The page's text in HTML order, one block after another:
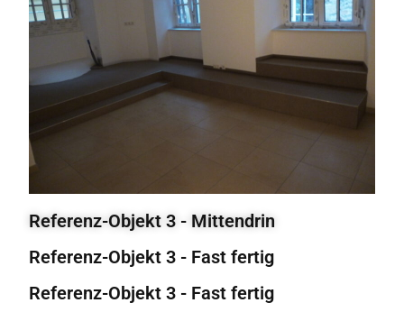
Referenz-Objekt 3 - Mittendrin
Referenz-Objekt 3 - Fast fertig
Referenz-Objekt 3 - Fast fertig